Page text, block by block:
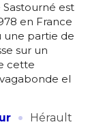
est
en France
une partie de
sur un
cette
el
· Hérault